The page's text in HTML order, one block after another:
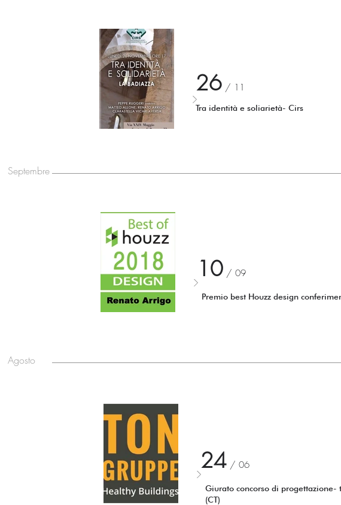
26 / 11
Tra identità e soliarietà- Cirs
Septembre
10 / 09
Premio best Houzz design
Agosto
24 / 06
Giurato concorso di progettazione-
(CT)